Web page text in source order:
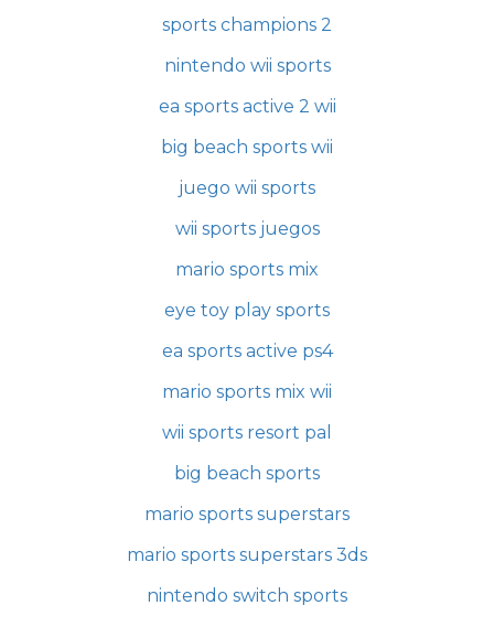
sports champions 2
nintendo wii sports
ea sports active 2 wii
big beach sports wii
juego wii sports
wii sports juegos
mario sports mix
eye toy play sports
ea sports active ps4
mario sports mix wii
wii sports resort pal
big beach sports
mario sports superstars
mario sports superstars 3ds
nintendo switch sports